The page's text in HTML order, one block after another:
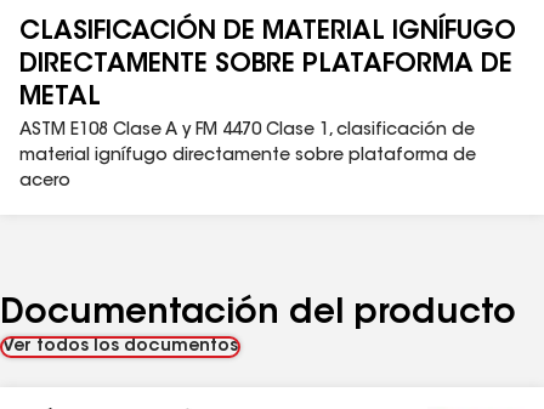
CLASIFICACIÓN DE MATERIAL IGNÍFUGO
DIRECTAMENTE SOBRE PLATAFORMA DE
METAL
ASTM E108 Clase A y FM 4470 Clase 1, clasificación de
material ignífugo directamente sobre plataforma de
acero
Documentación del producto
Ver todos los documentos